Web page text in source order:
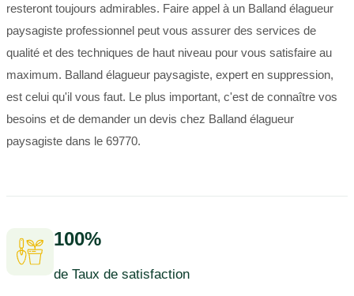
resteront toujours admirables. Faire appel à un Balland élagueur
paysagiste professionnel peut vous assurer des services de
qualité et des techniques de haut niveau pour vous satisfaire au
maximum. Balland élagueur paysagiste, expert en suppression,
est celui qu'il vous faut. Le plus important, c'est de connaître vos
besoins et de demander un devis chez Balland élagueur
paysagiste dans le 69770.
100%
de Taux de satisfaction